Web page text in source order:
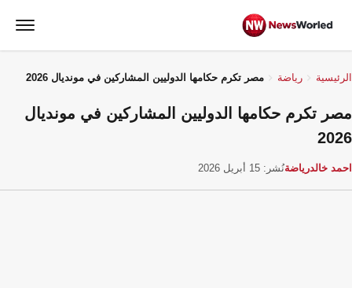
الرئيسية رياضة مصر تكرم حكامها الدوليين المشاركين في مونديال 2026
مصر تكرم حكامها الدوليين المشاركين في مونديال
2026
احمد خالدرياضةنُشر: 15 أبريل 2026